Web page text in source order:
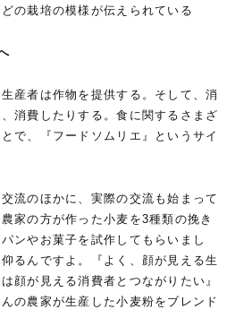
の栽培の模様が伝えられている
産者は作物を提供する。そして、消
消費したりする。食に関するさまざ
で、『フードソムリエ』というサイ
流のほかに、実際の交流も始まって
家の方が作った小麦を3種類の挽き
ンやお菓子を試作してもらいまし
るんですよ。『よく、顔が見える生
顔が見える消費者とつながりたい』
の農家が生産した小麦粉をブレンド